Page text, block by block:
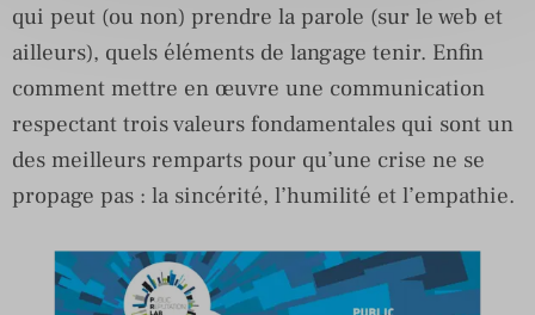
qui peut (ou non) prendre la parole (sur le web et
ailleurs), quels éléments de langage tenir. Enfin
comment mettre en œuvre une communication
respectant trois valeurs fondamentales qui sont un
des meilleurs remparts pour qu’une crise ne se
propage pas : la sincérité, l’humilité et l’empathie.